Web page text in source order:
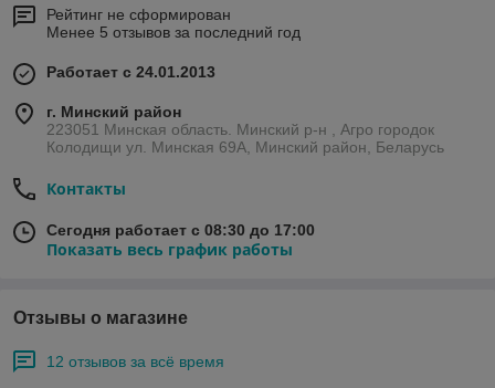
Рейтинг не сформирован
Менее 5 отзывов за последний год
Работает с 24.01.2013
г. Минский район
223051 Минская область. Минский р-н , Агро городок
Колодищи ул. Минская 69А, Минский район, Беларусь
Контакты
Сегодня работает с 08:30 до 17:00
Показать весь график работы
Отзывы о магазине
12 отзывов за всё время